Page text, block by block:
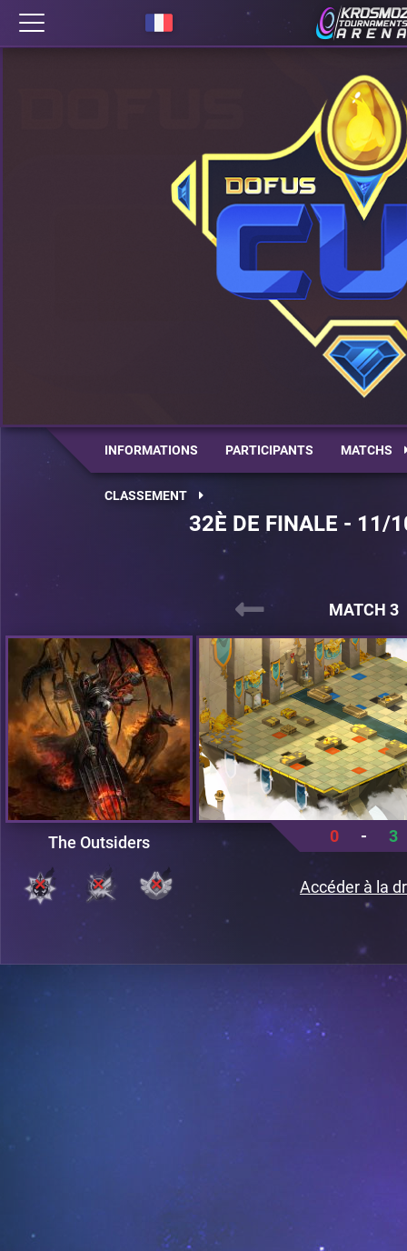
INFORMATIONS PARTICIPANTS MATCHS
CLASSEMENT
32È DE FINALE - 11/
MATCH 3
The Outsiders 0 - 3
Accéder à la